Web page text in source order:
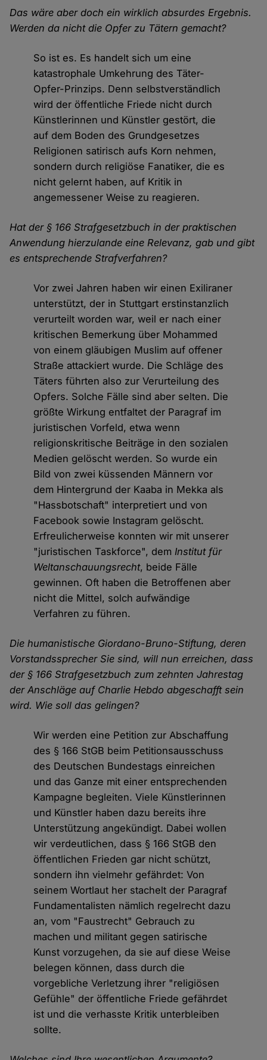
Das wäre aber doch ein wirklich absurdes Ergebnis.
Werden da nicht die Opfer zu Tätern gemacht?
So ist es. Es handelt sich um eine
katastrophale Umkehrung des Täter-
Opfer-Prinzips. Denn selbstverständlich
wird der öffentliche Friede nicht durch
Künstlerinnen und Künstler gestört, die
auf dem Boden des Grundgesetzes
Religionen satirisch aufs Korn nehmen,
sondern durch religiöse Fanatiker, die es
nicht gelernt haben, auf Kritik in
angemessener Weise zu reagieren.
Hat der § 166 Strafgesetzbuch in der praktischen
Anwendung hierzulande eine Relevanz, gab und gibt
es entsprechende Strafverfahren?
Vor zwei Jahren haben wir einen Exiliraner
unterstützt, der in Stuttgart erstinstanzlich
verurteilt worden war, weil er nach einer
kritischen Bemerkung über Mohammed
von einem gläubigen Muslim auf offener
Straße attackiert wurde. Die Schläge des
Täters führten also zur Verurteilung des
Opfers. Solche Fälle sind aber selten. Die
größte Wirkung entfaltet der Paragraf im
juristischen Vorfeld, etwa wenn
religionskritische Beiträge in den sozialen
Medien gelöscht werden. So wurde ein
Bild von zwei küssenden Männern vor
dem Hintergrund der Kaaba in Mekka als
"Hassbotschaft" interpretiert und von
Facebook sowie Instagram gelöscht.
Erfreulicherweise konnten wir mit unserer
"juristischen Taskforce", demInstitut für
Weltanschauungsrecht, beide Fälle
gewinnen. Oft haben die Betroffenen aber
nicht die Mittel, solch aufwändige
Verfahren zu führen.
Die humanistische Giordano-Bruno-Stiftung, deren
Vorstandssprecher Sie sind, will nun erreichen, dass
der § 166 Strafgesetzbuch zum zehnten Jahrestag
der Anschläge auf Charlie Hebdo abgeschafft sein
wird. Wie soll das gelingen?
Wir werden eine Petition zur Abschaffung
des § 166 StGB beim Petitionsausschuss
des Deutschen Bundestags einreichen
und das Ganze mit einer entsprechenden
Kampagne begleiten. Viele Künstlerinnen
und Künstler haben dazu bereits ihre
Unterstützung angekündigt. Dabei wollen
wir verdeutlichen, dass § 166 StGB den
öffentlichen Frieden gar nicht schützt,
sondern ihn vielmehr gefährdet: Von
seinem Wortlaut her stachelt der Paragraf
Fundamentalisten nämlich regelrecht dazu
an, vom "Faustrecht" Gebrauch zu
machen und militant gegen satirische
Kunst vorzugehen, da sie auf diese Weise
belegen können, dass durch die
vorgebliche Verletzung ihrer "religiösen
Gefühle" der öffentliche Friede gefährdet
ist und die verhasste Kritik unterbleiben
sollte.